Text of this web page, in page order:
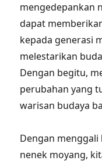
mengedepankan
dapat
kepada generasi
melestarikan
Dengan begitu,
perubahan yang
warisan budaya
Dengan
nenek moyang,